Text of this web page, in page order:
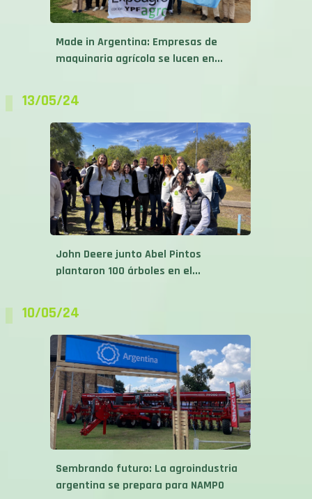
Made in Argentina: Empresas de
maquinaria agrícola se lucen en...
13/05/24
John Deere junto Abel Pintos
plantaron 100 árboles en el...
10/05/24
Sembrando futuro: La agroindustria
argentina se prepara para NAMPO